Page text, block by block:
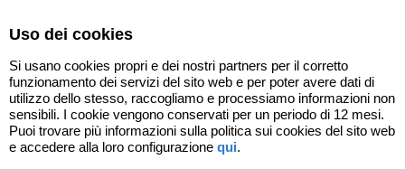
Indietro
Uso dei cookies
Si usano cookies propri e dei nostri partners per il corretto
funzionamento dei servizi del sito web e per poter avere dati di
utilizzo dello stesso, raccogliamo e processiamo informazioni non
sensibili. I cookie vengono conservati per un periodo di 12 mesi.
Puoi trovare più informazioni sulla politica sui cookies del sito web
e accedere alla loro configurazione qui.